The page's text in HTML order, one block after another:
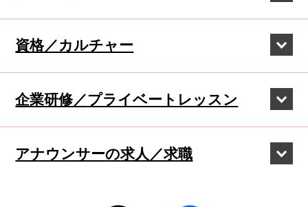
資格／カルチャー
企業研修／プライベートレッスン
アナウンサーの求人／求職